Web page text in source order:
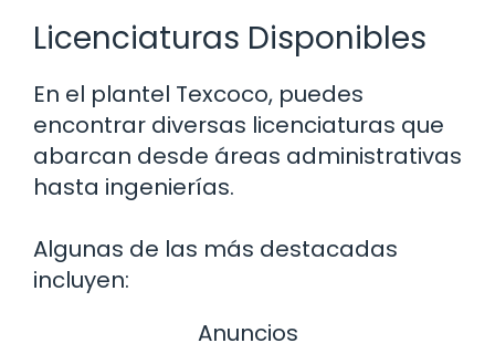
Licenciaturas Disponibles
En el plantel Texcoco, puedes
encontrar diversas licenciaturas que
abarcan desde áreas administrativas
hasta ingenierías.
Algunas de las más destacadas
incluyen:
Anuncios